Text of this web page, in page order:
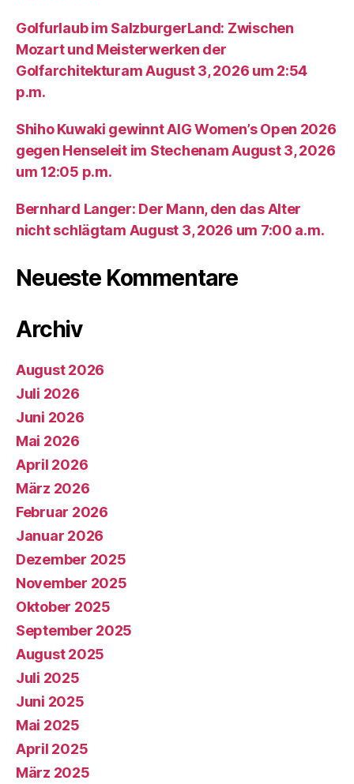
Golfurlaub im SalzburgerLand: Zwischen
Mozart und Meisterwerken der
Golfarchitekturam August 3, 2026 um 2:54
p.m.
Shiho Kuwaki gewinnt AIG Women’s Open 2026
gegen Henseleit im Stechenam August 3, 2026
um 12:05 p.m.
Bernhard Langer: Der Mann, den das Alter
nicht schlägtam August 3, 2026 um 7:00 a.m.
Neueste Kommentare
Archiv
August 2026
Juli 2026
Juni 2026
Mai 2026
April 2026
März 2026
Februar 2026
Januar 2026
Dezember 2025
November 2025
Oktober 2025
September 2025
August 2025
Juli 2025
Juni 2025
Mai 2025
April 2025
März 2025